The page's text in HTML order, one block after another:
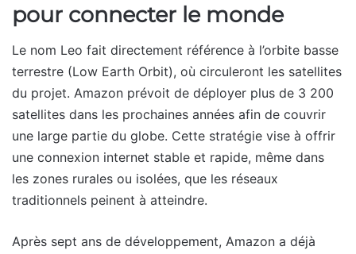
pour connecter le monde
Le nom Leo fait directement référence à l’orbite basse
terrestre (Low Earth Orbit), où circuleront les satellites
du projet. Amazon prévoit de déployer plus de 3 200
satellites dans les prochaines années afin de couvrir
une large partie du globe. Cette stratégie vise à offrir
une connexion internet stable et rapide, même dans
les zones rurales ou isolées, que les réseaux
traditionnels peinent à atteindre.
Après sept ans de développement, Amazon a déjà